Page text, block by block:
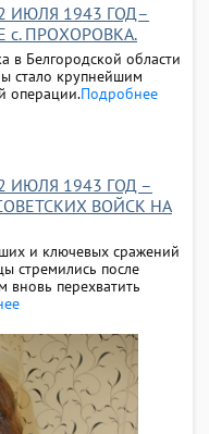
ИЮЛЯ 1943 ГОД–
с. ПРОХОРОВКА.
в Белгородской области
стало крупнейшим
операции.Подробнее
ИЮЛЯ 1943 ГОД –
ВОЙСК НА
и ключевых сражений
стремились после
вновь перехватить